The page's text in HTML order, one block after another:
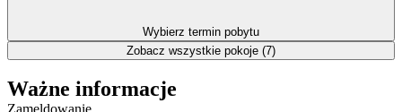
Wybierz termin pobytu
Zobacz wszystkie pokoje (7)
Ważne informacje